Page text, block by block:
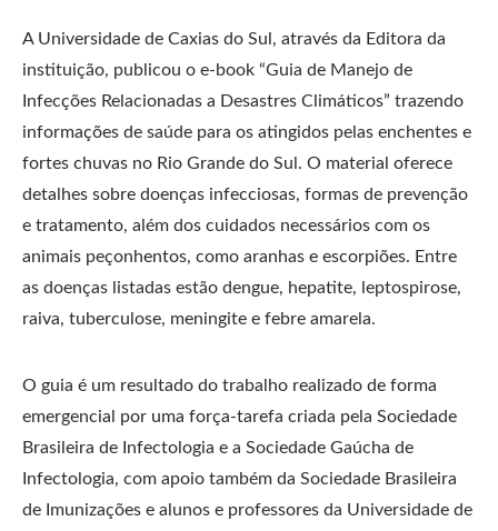
A Universidade de Caxias do Sul, através da Editora da
instituição, publicou o e-book “Guia de Manejo de
Infecções Relacionadas a Desastres Climáticos” trazendo
informações de saúde para os atingidos pelas enchentes e
fortes chuvas no Rio Grande do Sul. O material oferece
detalhes sobre doenças infecciosas, formas de prevenção
e tratamento, além dos cuidados necessários com os
animais peçonhentos, como aranhas e escorpiões. Entre
as doenças listadas estão dengue, hepatite, leptospirose,
raiva, tuberculose, meningite e febre amarela.
O guia é um resultado do trabalho realizado de forma
emergencial por uma força-tarefa criada pela Sociedade
Brasileira de Infectologia e a Sociedade Gaúcha de
Infectologia, com apoio também da Sociedade Brasileira
de Imunizações e alunos e professores da Universidade de